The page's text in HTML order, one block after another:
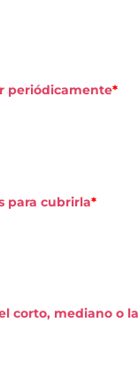
periódicamente*
para cubrirla*
corto, mediano o